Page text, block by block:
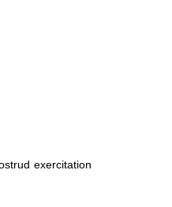
exercitation